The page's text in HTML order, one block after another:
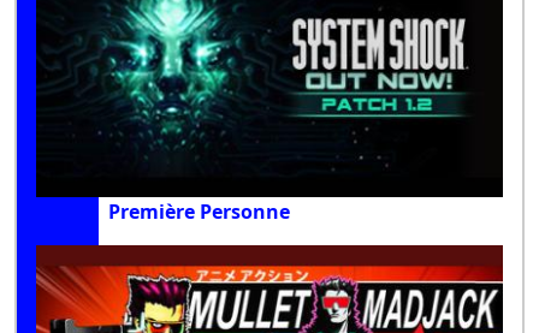
Première Personne